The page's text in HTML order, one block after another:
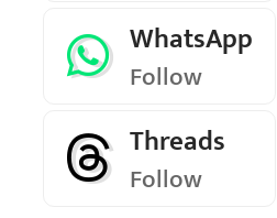
WhatsApp
Follow
Threads
Follow